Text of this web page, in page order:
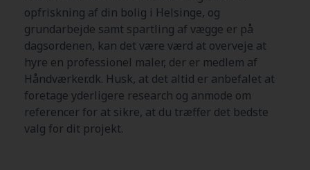
opfriskning af din bolig i Helsinge, og
grundarbejde samt spartling af vægge er på
dagsordenen, kan det være værd at overveje at
hyre en professionel maler, der er medlem af
Håndværker.dk. Husk, at det altid er anbefalet at
foretage yderligere research og anmode om
referencer for at sikre, at du træffer det bedste
valg for dit projekt.